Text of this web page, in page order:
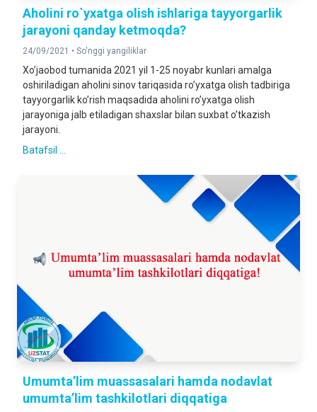
Aholini ro`yxatga olish ishlariga tayyorgarlik
jarayoni qanday ketmoqda?
24/09/2021 • So'nggi yangiliklar
Xoʼjaobod tumanida 2021 yil 1-25 noyabr kunlari amalga
oshiriladigan aholini sinov tariqasida roʼyxatga olish tadbiriga
tayyorgarlik koʼrish maqsadida aholini roʼyxatga olish
jarayoniga jalb etiladigan shaxslar bilan suxbat oʼtkazish
jarayoni.
Batafsil ...
Umumta’lim muassasalari hamda nodavlat
umumta’lim tashkilotlari diqqatiga